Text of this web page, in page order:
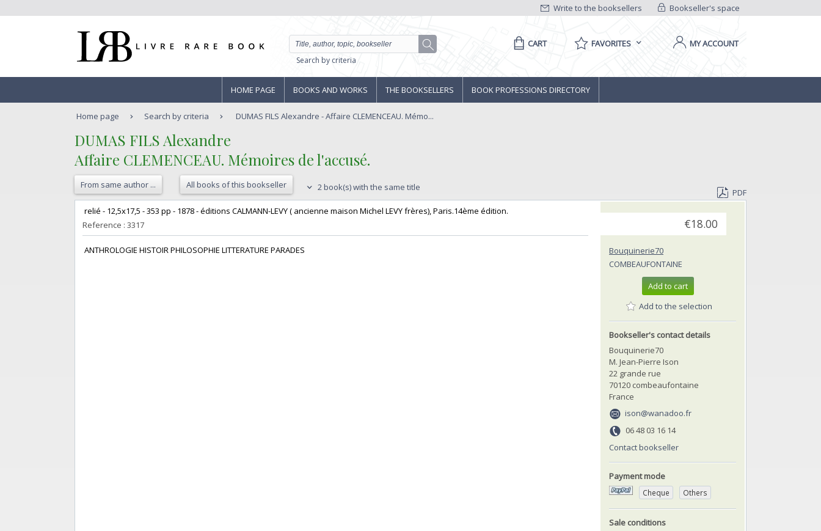
Bookseller's space
Write to the booksellers
Search by criteria
CART FAVORITES MY ACCOUNT
HOME PAGE BOOKS AND WORKS THE BOOKSELLERS BOOK PROFESSIONS DIRECTORY
Home page Search by criteria DUMAS FILS Alexandre - Affaire CLEMENCEAU. Mémo...
‎DUMAS FILS Alexandre‎
‎Affaire CLEMENCEAU. Mémoires de l'accusé.‎
From same author ... All books of this bookseller 2 book(s) with the same title
PDF
‎ relié - 12,5x17,5 - 353 pp - 1878 - éditions CALMANN-LEVY ( ancienne maison Michel LEVY frères), Paris.14ème édition. ‎
Reference : 3317
‎ ANTHROLOGIE HISTOIR PHILOSOPHIE LITTERATURE PARADES‎
€18.00
Bouquinerie70
COMBEAUFONTAINE
Add to cart
Add to the selection
Bookseller's contact details
Bouquinerie70
M. Jean-Pierre Ison
22 grande rue
70120 combeaufontaine
France
ison@wanadoo.fr
06 48 03 16 14
Contact bookseller
Payment mode
Cheque Others
Sale conditions